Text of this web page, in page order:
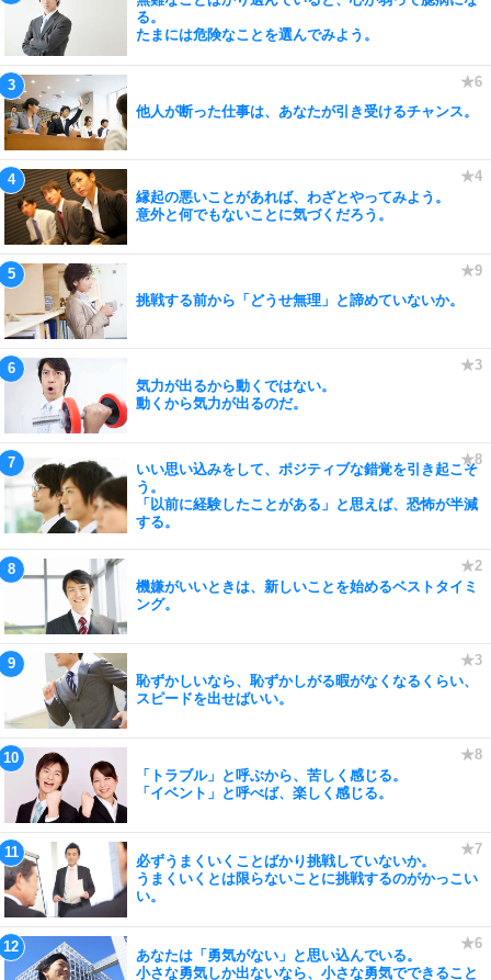
る。
たまには危険なことを選んでみよう。
他人が断った仕事は、あなたが引き受けるチャンス。
縁起の悪いことがあれば、わざとやってみよう。
意外と何でもないことに気づくだろう。
挑戦する前から「どうせ無理」と諦めていないか。
気力が出るから動くではない。
動くから気力が出るのだ。
いい思い込みをして、ポジティブな錯覚を引き起こそ
う。
「以前に経験したことがある」と思えば、恐怖が半減
する。
機嫌がいいときは、新しいことを始めるベストタイミ
ング。
恥ずかしいなら、恥ずかしがる暇がなくなるくらい、
スピードを出せばいい。
「トラブル」と呼ぶから、苦しく感じる。
「イベント」と呼べば、楽しく感じる。
必ずうまくいくことばかり挑戦していないか。
うまくいくとは限らないことに挑戦するのがかっこい
い。
あなたは「勇気がない」と思い込んでいる。
小さな勇気しか出ないなら、小さな勇気でできること